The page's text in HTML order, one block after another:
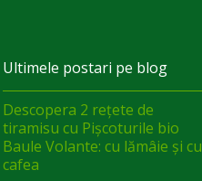
Ultimele postari pe blog
Descopera 2 rețete de
tiramisu cu Pișcoturile bio
Baule Volante: cu lămâie și cu
cafea